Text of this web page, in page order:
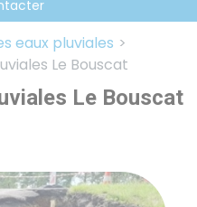
eaux pluviales
Le Bouscat
Le Bouscat